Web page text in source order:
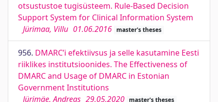
otsustustoe tugisüsteem. Rule-Based Decision
Support System for Clinical Information System
Jürimaa, Villu 01.06.2016 master's theses
956. DMARC’i efektiivsus ja selle kasutamine Eesti
riiklikes institutsioonides. The Effectiveness of
DMARC and Usage of DMARC in Estonian
Government Institutions
Jürimäe, Andreas 29.05.2020 master's theses